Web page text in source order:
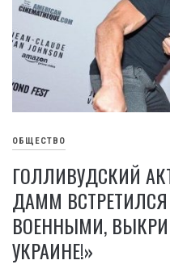
ОБЩЕСТВО
ГОЛЛИВУДСКИЙ
ДАММ
ВОЕННЫМИ,
УКРАИНЕ!»